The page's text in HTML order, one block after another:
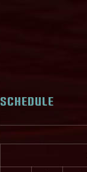
SCHEDULE